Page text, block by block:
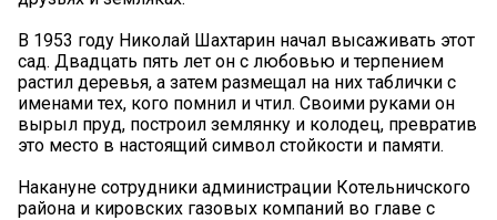
В 1953 году Николай Шахтарин начал высаживать этот
сад. Двадцать пять лет он с любовью и терпением
растил деревья, а затем размещал на них таблички с
именами тех, кого помнил и чтил. Своими руками он
вырыл пруд, построил землянку и колодец, превратив
это место в настоящий символ стойкости и памяти.
Накануне сотрудники администрации Котельничского
района и кировских газовых компаний во главе с